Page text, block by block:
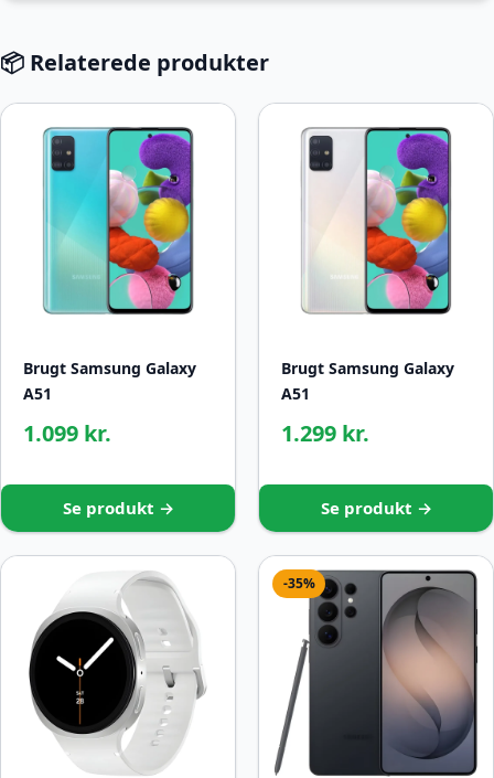
📦 Relaterede produkter
Brugt Samsung Galaxy
A51
1.099 kr.
Se produkt →
Brugt Samsung Galaxy
A51
1.299 kr.
Se produkt →
-35%